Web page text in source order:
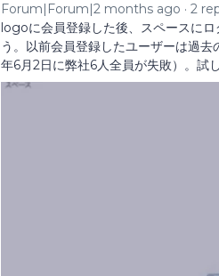
Forum|Forum|2 months ago 2
logoに会員登録した後、スペースに
う。以前会員登録したユーザーは過
年6月2日に弊社6人全員が失敗）。試